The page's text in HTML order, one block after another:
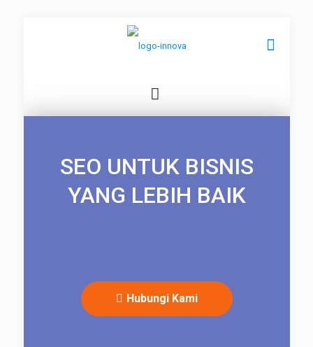
SEO UNTUK BISNIS
YANG LEBIH BAIK
Hubungi Kami